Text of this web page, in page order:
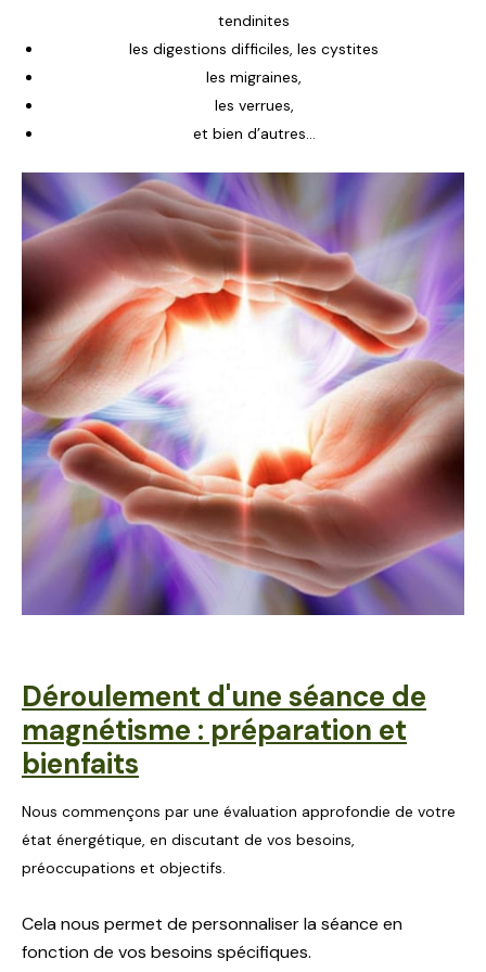
tendinites
les digestions difficiles, les cystites
les migraines,
les verrues,
et bien d’autres…
Déroulement d'une séance de
magnétisme : préparation et
bienfaits
Nous commençons par une évaluation approfondie de votre
état énergétique, en discutant de vos besoins,
préoccupations et objectifs.
Cela nous permet de personnaliser la séance en
fonction de vos besoins spécifiques.